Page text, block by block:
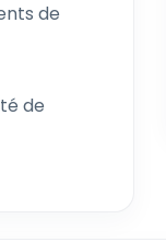
de
de